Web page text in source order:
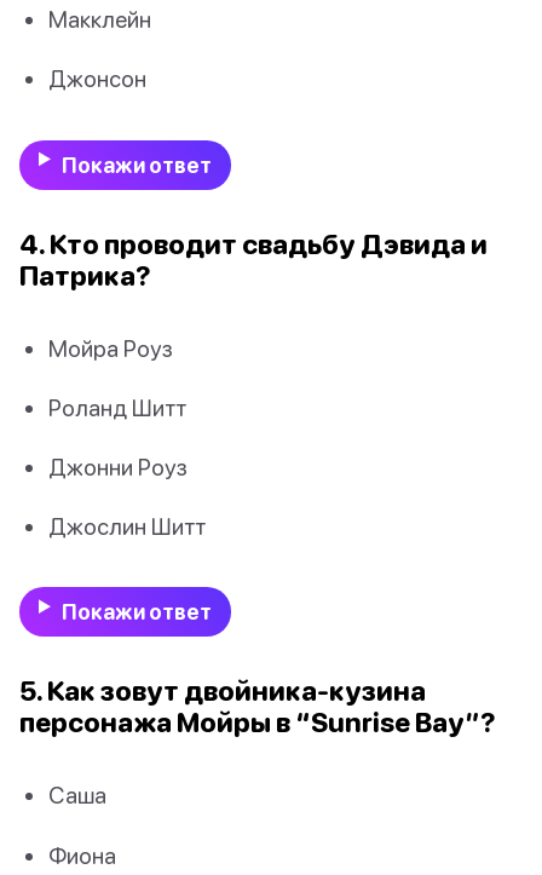
Макклейн
Джонсон
Покажи ответ
4. Кто проводит свадьбу Дэвида и
Патрика?
Мойра Роуз
Роланд Шитт
Джонни Роуз
Джослин Шитт
Покажи ответ
5. Как зовут двойника-кузина
персонажа Мойры в “Sunrise Bay”?
Саша
Фиона